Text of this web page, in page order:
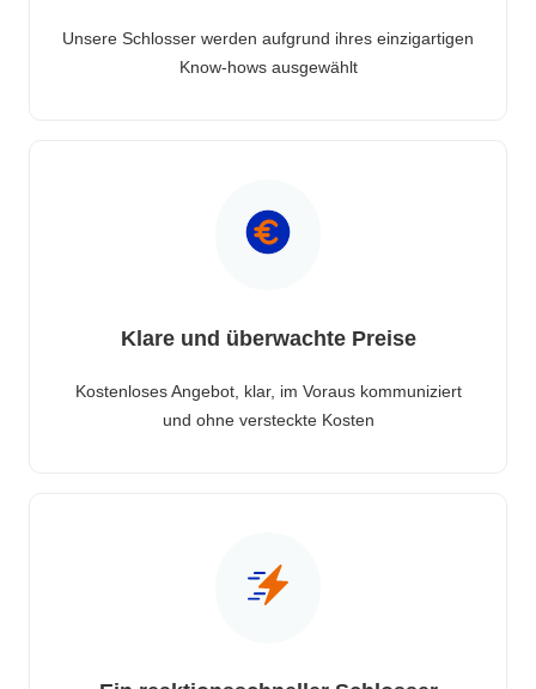
Unsere Schlosser werden aufgrund ihres einzigartigen
Know-hows ausgewählt
Klare und überwachte Preise
Kostenloses Angebot, klar, im Voraus kommuniziert
und ohne versteckte Kosten